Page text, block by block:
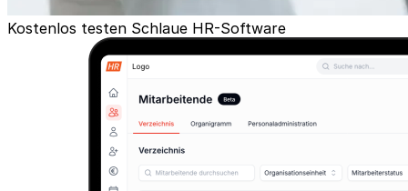
Kostenlos testen Schlaue HR-Software